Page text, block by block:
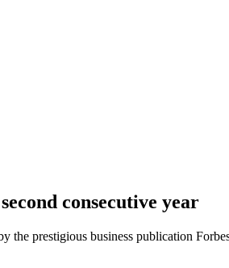
consecutive year
prestigious business publication